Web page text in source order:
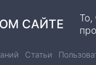
САЙТЕ
Статьи